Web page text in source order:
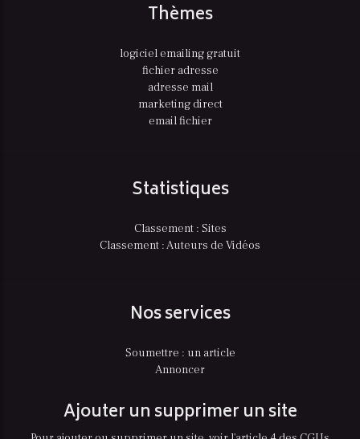
Thèmes
logiciel emailing gratuit
fichier adresse
adresse mail
marketing direct
email fichier
Statistiques
Classement : Sites
Classement : Auteurs de Vidéos
Nos services
Soumettre : un article
Annoncer
Ajouter un supprimer un site